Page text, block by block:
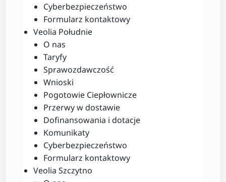
Cyberbezpieczeństwo
Formularz kontaktowy
Veolia Południe
O nas
Taryfy
Sprawozdawczość
Wnioski
Pogotowie Ciepłownicze
Przerwy w dostawie
Dofinansowania i dotacje
Komunikaty
Cyberbezpieczeństwo
Formularz kontaktowy
Veolia Szczytno